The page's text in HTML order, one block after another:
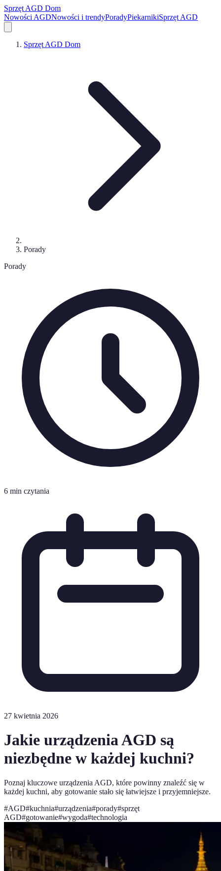
Sprzęt AGD Dom
Nowości AGDNowości i trendyPoradyPiekarnikiSprzęt AGD
Sprzęt AGD Dom
Porady
Porady
6 min czytania
27 kwietnia 2026
Jakie urządzenia AGD są
niezbędne w każdej kuchni?
Poznaj kluczowe urządzenia AGD, które powinny znaleźć się w
każdej kuchni, aby gotowanie stało się łatwiejsze i przyjemniejsze.
#AGD#kuchnia#urządzenia#porady#sprzęt
AGD#gotowanie#wygoda#technologia